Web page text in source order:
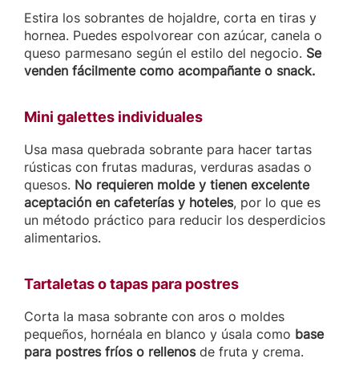
Estira los sobrantes de hojaldre, corta en tiras y
hornea. Puedes espolvorear con azúcar, canela o
queso parmesano según el estilo del negocio. Se
venden fácilmente como acompañante o snack.
Mini galettes individuales
Usa masa quebrada sobrante para hacer tartas
rústicas con frutas maduras, verduras asadas o
quesos. No requieren molde y tienen excelente
aceptación en cafeterías y hoteles, por lo que es
un método práctico para reducir los desperdicios
alimentarios.
Tartaletas o tapas para postres
Corta la masa sobrante con aros o moldes
pequeños, hornéala en blanco y úsala como base
para postres fríos o rellenos de fruta y crema.